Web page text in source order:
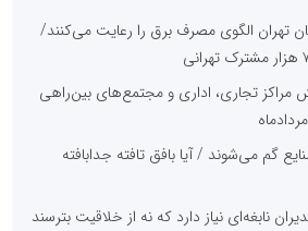
تهران الگوی مصرف برق را رعایت می‌کنند/
مورد پایش مراکز تجاری، اداری و مجتمع‌های بین‌راهی
گم می‌شوند / آیا بافق تافته جدابافته
نابغه‌ای نیاز دارد که نه از خلاقیت بترسند